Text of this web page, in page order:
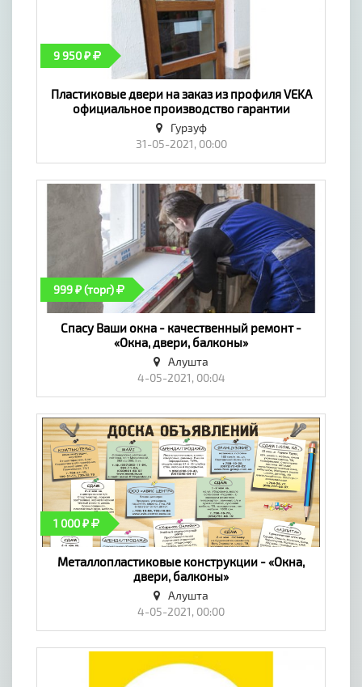
9 950 ₽
Пластиковые двери на заказ из профиля VEKA
официальное производство гарантии
договор - «Окна, двери, балконы»
Гурзуф
31-05-2021, 00:00
999 ₽ (торг)
Спасу Ваши окна - качественный ремонт -
«Окна, двери, балконы»
Алушта
4-05-2021, 00:04
1 000 ₽
Металлопластиковые конструкции - «Окна,
двери, балконы»
Алушта
4-05-2021, 00:00